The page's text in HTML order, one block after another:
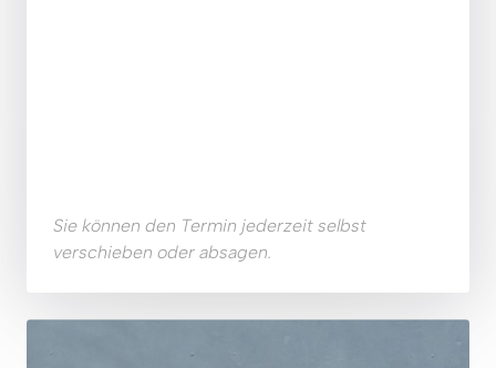
Sie können den Termin jederzeit selbst
verschieben oder absagen.